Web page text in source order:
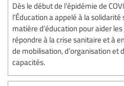
Dès le début de l’épidémie de
l’Éducation a appelé à la
matière d’éducation pour aider
répondre à la crise sanitaire et à
de mobilisation, d’organisation et
capacités.